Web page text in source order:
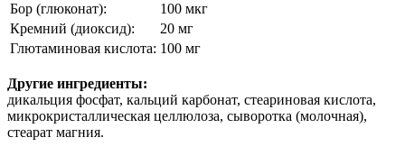
Бор (глюконат):
100 мкг
Кремний (диоксид):
20 мг
Глютаминовая кислота: 100 мг
Другие ингредиенты:
дикальция фосфат, кальций карбонат, стеариновая кислота,
микрокристаллическая целлюлоза, сыворотка (молочная),
стеарат магния.